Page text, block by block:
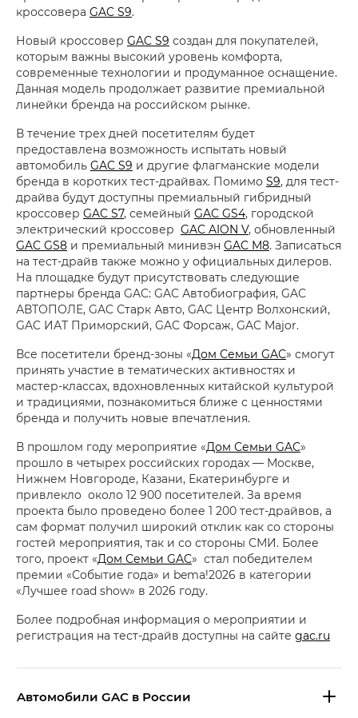
кроссовера GAC S9.
Новый кроссовер GAC S9 создан для покупателей,
которым важны высокий уровень комфорта,
современные технологии и продуманное оснащение.
Данная модель продолжает развитие премиальной
линейки бренда на российском рынке.
В течение трех дней посетителям будет
предоставлена возможность испытать новый
автомобиль GAC S9 и другие флагманские модели
бренда в коротких тест-драйвах. Помимо S9, для тест-
драйва будут доступны премиальный гибридный
кроссовер GAC S7, семейный GAC GS4, городской
электрический кроссовер GAC AION V, обновленный
GAC GS8 и премиальный минивэн GAC M8. Записаться
на тест-драйв также можно у официальных дилеров.
На площадке будут присутствовать следующие
партнеры бренда GAC: GAC Автобиография, GAC
АВТОПОЛЕ, GAC Старк Авто, GAC Центр Волхонский,
GAC ИАТ Приморский, GAC Форсаж, GAC Major.
Все посетители бренд-зоны «Дом Семьи GAC» смогут
принять участие в тематических активностях и
мастер-классах, вдохновленных китайской культурой
и традициями, познакомиться ближе с ценностями
бренда и получить новые впечатления.
В прошлом году мероприятие «Дом Семьи GAC»
прошло в четырех российских городах — Москве,
Нижнем Новгороде, Казани, Екатеринбурге и
привлекло около 12 900 посетителей. За время
проекта было проведено более 1 200 тест-драйвов, а
сам формат получил широкий отклик как со стороны
гостей мероприятия, так и со стороны СМИ. Более
того, проект «Дом Семьи GAC» стал победителем
премии «Событие года» и bema!2026 в категории
«Лучшее road show» в 2026 году.
Более подробная информация о мероприятии и
регистрация на тест-драйв доступны на сайте gac.ru
Aвтомобили GAC в России